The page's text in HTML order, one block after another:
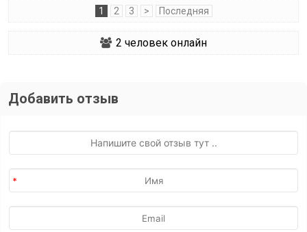
1 2 3 > Последняя
2 человек онлайн
Добавить отзыв